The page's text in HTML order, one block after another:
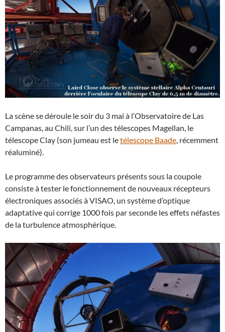
La scène se déroule le soir du 3 mai à l’Observatoire de Las
Campanas, au Chili, sur l’un des télescopes Magellan, le
télescope Clay (son jumeau est letélescope Baade, récemment
réaluminé).
Le programme des observateurs présents sous la coupole
consiste à tester le fonctionnement de nouveaux récepteurs
électroniques associés à VISAO, un système d’optique
adaptative qui corrige 1000 fois par seconde les effets néfastes
de la turbulence atmosphérique.